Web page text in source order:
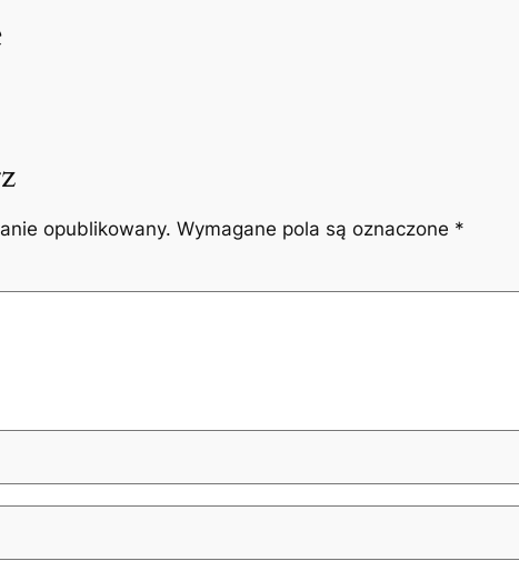
opublikowany. Wymagane pola są oznaczone *